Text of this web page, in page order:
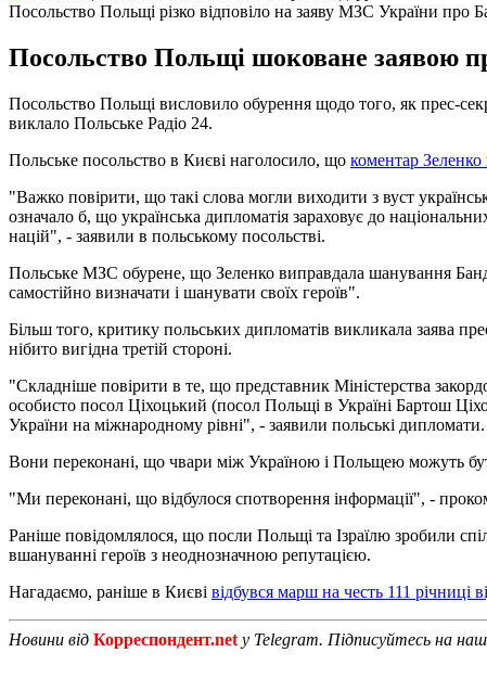
Посольство Польщі різко відповіло на заяву МЗС України про
Посольство Польщі шоковане заявою
Посольство Польщі висловило обурення щодо того, як прес-
виклало Польське Радіо 24.
Польське посольство в Києві наголосило, що коментар
"Важко повірити, що такі слова могли виходити з вуст
означало б, що українська дипломатія зараховує до
націй", - заявили в польському посольстві.
Польське МЗС обурене, що Зеленко виправдала шанування
самостійно визначати і шанувати своїх героїв".
Більш того, критику польських дипломатів викликала заява
нібито вигідна третій стороні.
"Складніше повірити в те, що представник Міністерства
особисто посол Ціхоцький (посол Польщі в Україні Бартош
України на міжнародному рівні", - заявили польські дипломати.
Вони переконані, що чвари між Україною і Польщею можуть
"Ми переконані, що відбулося спотворення інформації", -
Раніше повідомлялося, що посли Польщі та Ізраїлю зробили
вшануванні героїв з неоднозначною репутацією.
Нагадаємо, раніше в Києві відбувся марш на честь 111
Новини від Корреспондент.net у Telegram. Підписуйтесь на